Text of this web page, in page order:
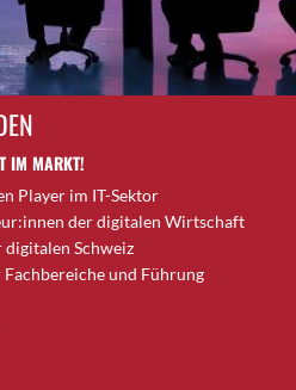
IM MARKT!
Player im IT-Sektor
der digitalen Wirtschaft
Schweiz
und Führung